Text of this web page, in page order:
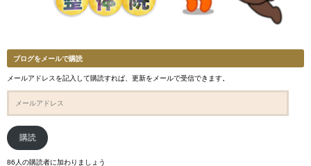
ブログをメールで購読
メールアドレスを記入して購読すれば、更新をメールで受信できます。
ル
ア
ド
レ
購読
86人の購読者に加わりましょう